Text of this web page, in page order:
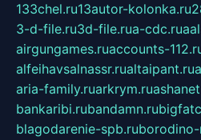
133chel.ru13autor-kolonka.ru
3-d-file.ru3d-file.rua-cdc.ru
airgungames.ruaccounts-
alfeihavsalnassr.rualtaipant.ru
aria-family.ruarkrym.ru
bankaribi.rubandamn.ru
blagodarenie-spb.ru